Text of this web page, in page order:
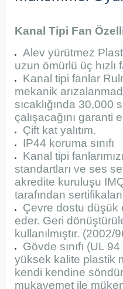
Kanal Tipi Fan
Alev yürütmez
uzun ömürlü üç hızlı
Kanal tipi fanlar
mekanik
sıcaklığında 30,000
çalışacağını garanti
Çift kat yalıtım.
IP44 koruma sınıfı
Kanal tipi
standartları ve ses
akredite kuruluşu
tarafından
Çevre dostu düşük
eder. Geri
kullanılmıştır.
Gövde sınıfı (UL
yüksek kalite plastik
kendi kendine
mukavemet ile